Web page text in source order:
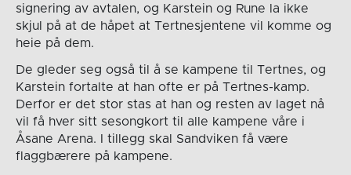
signering av avtalen, og Karstein og Rune la ikke
skjul på at de håpet at Tertnesjentene vil komme og
heie på dem.
De gleder seg også til å se kampene til Tertnes, og
Karstein fortalte at han ofte er på Tertnes-kamp.
Derfor er det stor stas at han og resten av laget nå
vil få hver sitt sesongkort til alle kampene våre i
Åsane Arena. I tillegg skal Sandviken få være
flaggbærere på kampene.